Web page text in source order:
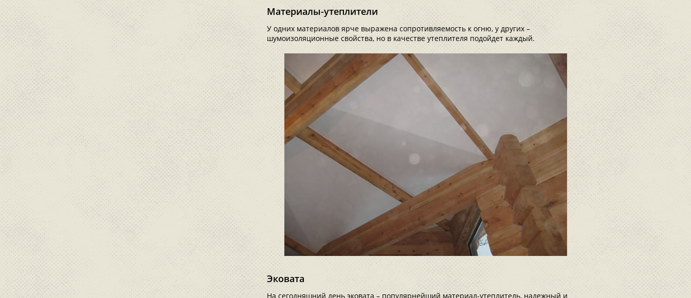
Материалы-утеплители
У одних материалов ярче выражена сопротивляемость к огню, у других –
шумоизоляционные свойства, но в качестве утеплителя подойдет каждый.
Эковата
На сегодняшний день эковата – популярнейший материал-утеплитель, надежный и